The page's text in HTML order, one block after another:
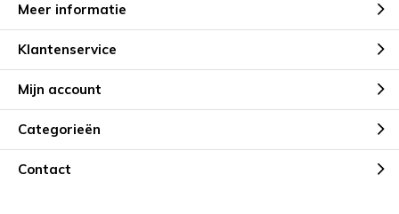
Meer informatie
Klantenservice
Mijn account
Categorieën
Contact